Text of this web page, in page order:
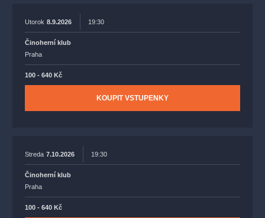
Utorok 8.9.2026 19:30
Činoherní klub
Praha
100 - 640 Kč
KOUPIT VSTUPENKY
Streda 7.10.2026 19:30
Činoherní klub
Praha
100 - 640 Kč